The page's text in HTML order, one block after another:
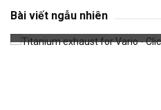
Bài viết ngẫu nhiên
Titanium exhaust for